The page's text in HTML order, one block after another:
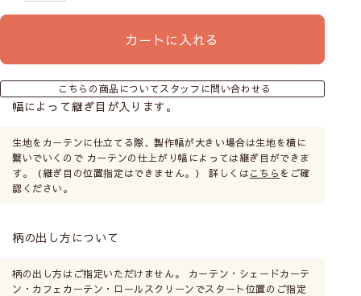
カートに入れる
こちらの商品についてスタッフに問い合わせる
幅によって継ぎ目が入ります。
生地をカーテンに仕立てる際、製作幅が大きい場合は生地を横に
繋いでいくので カーテンの仕上がり幅によっては継ぎ目ができま
す。（継ぎ目の位置指定はできません。） 詳しくはこちら をご確
認ください。
柄の出し方について
柄の出し方はご指定いただけません。 カーテン・シェードカーテ
ン・カフェカーテン・ロールスクリーンでスタート位置のご指定